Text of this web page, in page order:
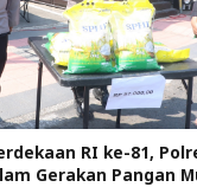
RI ke-81,
Gerakan Pangan